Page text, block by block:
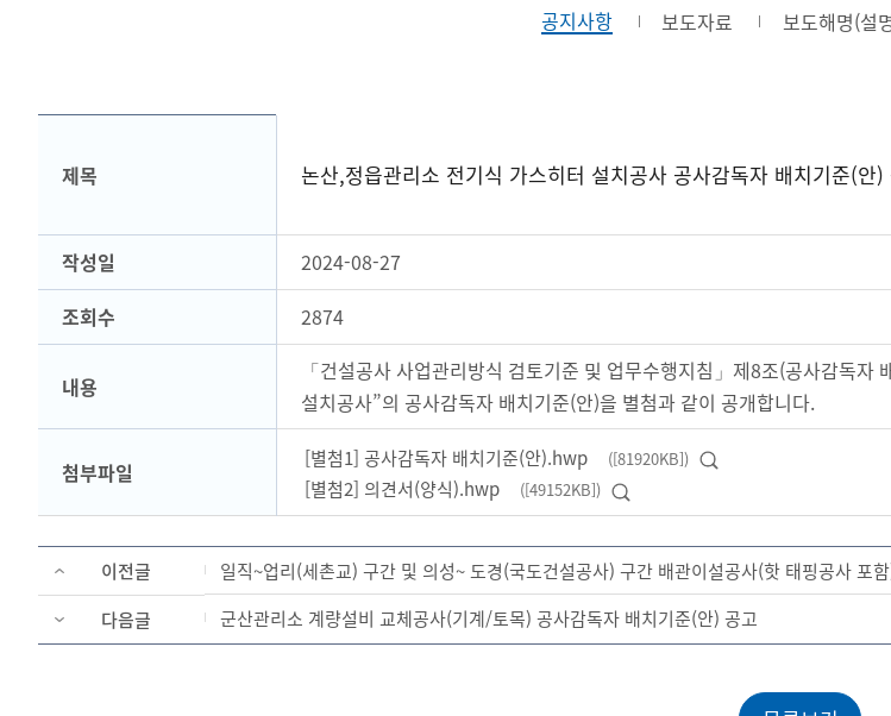
공지사항 보도자료 보도해명(설
제목 논산,정읍관리소 전기식 가스히터 설치공사 공사감독자 배치기준(안)
작성일
2024-08-27
조회수
2874
내용
「건설공사 사업관리방식 검토기준 및 업무수행지침」제8조(공사감독
설치공사”의 공사감독자 배치기준(안)을 별첨과 같이 공개합니다.
첨부파일 [별첨1] 공사감독자 배치기준(안).hwp ([81920KB])미리보기
[별첨2] 의견서(양식).hwp
([49152KB])미리보기
이전글
일직~업리(세촌교) 구간 및 의성~ 도경(국도건설공사) 구간 배관이설공사(핫 태핑공사
다음글
군산관리소 계량설비 교체공사(기계/토목) 공사감독자 배치기준(안) 공고